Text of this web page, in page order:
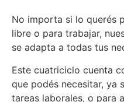
No importa si lo querés
libre o para trabajar,
se adapta a todas tus
Este cuatriciclo cuenta
que podés necesitar, ya
tareas laborales, o para